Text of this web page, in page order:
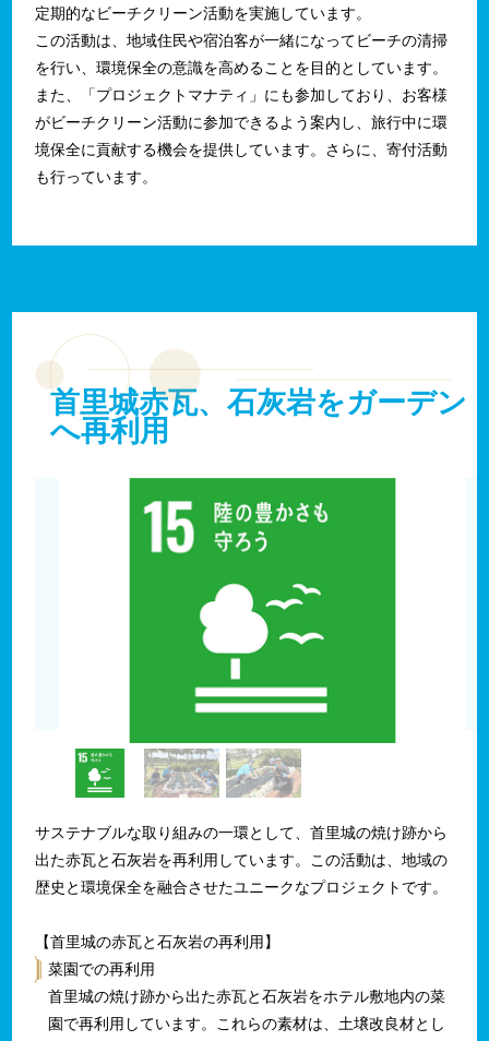
定期的なビーチクリーン活動を実施しています。
この活動は、地域住民や宿泊客が一緒になってビーチの清掃
を行い、環境保全の意識を高めることを目的としています。
また、「プロジェクトマナティ」にも参加しており、お客様
がビーチクリーン活動に参加できるよう案内し、旅行中に環
境保全に貢献する機会を提供しています。さらに、寄付活動
も行っています。
首里城赤瓦、石灰岩をガーデン
へ再利用
サステナブルな取り組みの一環として、首里城の焼け跡から
出た赤瓦と石灰岩を再利用しています。この活動は、地域の
歴史と環境保全を融合させたユニークなプロジェクトです。
【首里城の赤瓦と石灰岩の再利用】
菜園での再利用
首里城の焼け跡から出た赤瓦と石灰岩をホテル敷地内の菜
園で再利用しています。これらの素材は、土壌改良材とし